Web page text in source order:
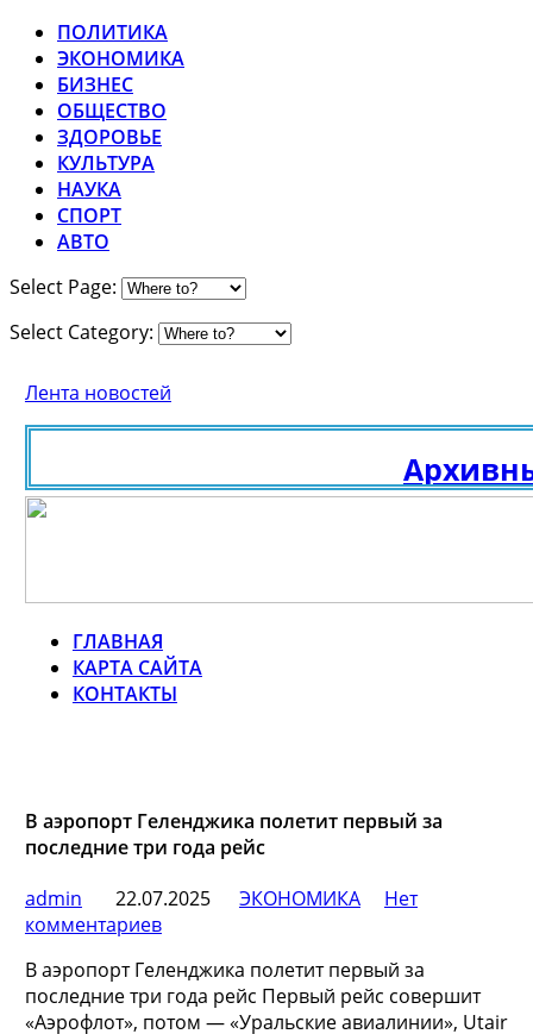
ПОЛИТИКА
ЭКОНОМИКА
БИЗНЕС
ОБЩЕСТВО
ЗДОРОВЬЕ
КУЛЬТУРА
НАУКА
СПОРТ
АВТО
Select Page:
Select Category:
Лента новостей
ГЛАВНАЯ
КАРТА САЙТА
КОНТАКТЫ
В аэропорт Геленджика полетит первый за
последние три года рейс
admin
22.07.2025 ЭКОНОМИКА
Нет
комментариев
В аэропорт Геленджика полетит первый за
последние три года рейс Первый рейс совершит
«Аэрофлот», потом — «Уральские авиалинии», Utair